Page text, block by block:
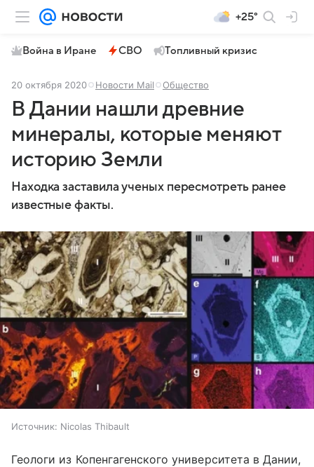
+25°
Война в Иране СВО Топливный кризис
20 октября 2020 Новости Mail Общество
В Дании нашли древние
минералы, которые меняют
историю Земли
Находка заставила ученых пересмотреть ранее
известные факты.
Источник: Nicolas Thibault
Геологи из Копенгагенского университета в Дании,